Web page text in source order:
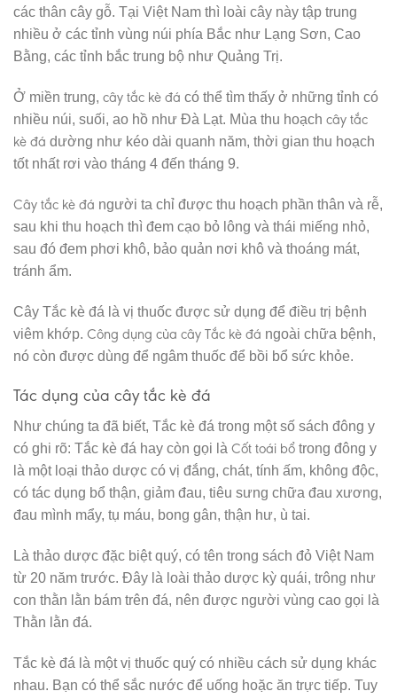
các thân cây gỗ. Tại Việt Nam thì loài cây này tập trung
nhiều ở các tỉnh vùng núi phía Bắc như Lạng Sơn, Cao
Bằng, các tỉnh bắc trung bộ như Quảng Trị.
Ở miền trung, cây tắc kè đá có thể tìm thấy ở những tỉnh có
nhiều núi, suối, ao hồ như Đà Lạt. Mùa thu hoạch cây tắc
kè đá dường như kéo dài quanh năm, thời gian thu hoạch
tốt nhất rơi vào tháng 4 đến tháng 9.
Cây tắc kè đá người ta chỉ được thu hoạch phần thân và rễ,
sau khi thu hoạch thì đem cạo bỏ lông và thái miếng nhỏ,
sau đó đem phơi khô, bảo quản nơi khô và thoáng mát,
tránh ẩm.
Cây Tắc kè đá là vị thuốc được sử dụng để điều trị bệnh
viêm khớp. Công dụng của cây Tắc kè đá ngoài chữa bệnh,
nó còn được dùng để ngâm thuốc để bồi bổ sức khỏe.
Tác dụng của cây tắc kè đá
Như chúng ta đã biết, Tắc kè đá trong một số sách đông y
có ghi rõ: Tắc kè đá hay còn gọi là Cốt toái bổ trong đông y
là một loại thảo dược có vị đắng, chát, tính ấm, không độc,
có tác dụng bổ thận, giảm đau, tiêu sưng chữa đau xương,
đau mình mẩy, tụ máu, bong gân, thận hư, ù tai.
Là thảo dược đặc biệt quý, có tên trong sách đỏ Việt Nam
từ 20 năm trước. Đây là loài thảo dược kỳ quái, trông như
con thằn lằn bám trên đá, nên được người vùng cao gọi là
Thằn lằn đá.
Tắc kè đá là một vị thuốc quý có nhiều cách sử dụng khác
nhau. Bạn có thể sắc nước để uống hoặc ăn trực tiếp. Tuy